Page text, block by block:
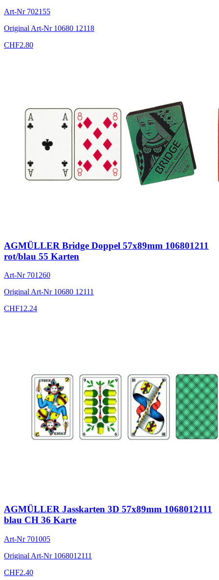
Art-Nr 702155
Original Art-Nr 10680 12118
CHF2.80
AGMÜLLER Bridge Doppel 57x89mm 106801211
rot/blau 55 Karten
Art-Nr 701260
Original Art-Nr 10680 12111
CHF12.24
AGMÜLLER Jasskarten 3D 57x89mm 1068012111
blau CH 36 Karte
Art-Nr 701005
Original Art-Nr 1068012111
CHF2.40